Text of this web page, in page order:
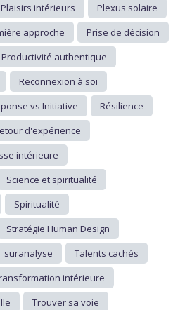
Plaisirs intérieurs
Plexus solaire
approche
Prise de décision
Productivité authentique
Reconnexion à soi
vs Initiative
Résilience
d'expérience
intérieure
Science et spiritualité
Spiritualité
Stratégie Human Design
suranalyse
Talents cachés
intérieure
Trouver sa voie